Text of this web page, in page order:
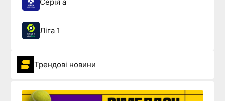
Ліга 1
Трендові новини